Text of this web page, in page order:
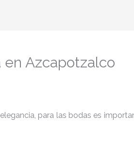
en Azcapotzalco
para las bodas es